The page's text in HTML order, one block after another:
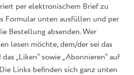
per elektronischem Brief zu
Formular unten ausfüllen und per
Bestellung absenden. Wer
lesen möchte, dem/der sei das
„Liken“ sowie „Abonnieren“ auf
Links befinden sich ganz unten